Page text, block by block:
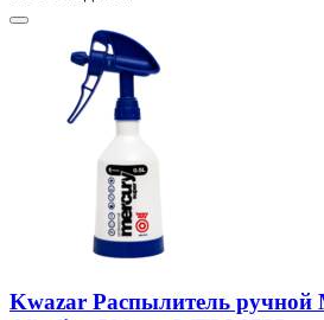
Kwazar Распылитель ручной